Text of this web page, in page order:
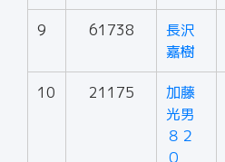
9 61738
長沢
嘉樹
10 21175
加藤
光男
８２
０